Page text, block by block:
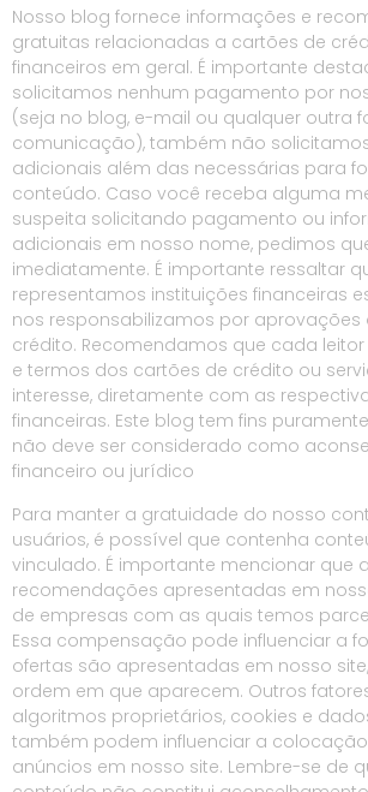
Nosso blog fornece informações e
gratuitas relacionadas a cartões de
financeiros em geral. É importante
solicitamos nenhum pagamento por
(seja no blog, e-mail ou qualquer outra
comunicação), também não
adicionais além das necessárias para
conteúdo. Caso você receba alguma
suspeita solicitando pagamento ou
adicionais em nosso nome, pedimos
imediatamente. É importante ressaltar
representamos instituições financeiras
nos responsabilizamos por aprovações
crédito. Recomendamos que cada
e termos dos cartões de crédito ou
interesse, diretamente com as
financeiras. Este blog tem fins
não deve ser considerado como
financeiro ou jurídico
Para manter a gratuidade do nosso
usuários, é possível que contenha
vinculado. É importante mencionar que
recomendações apresentadas em
de empresas com as quais temos
Essa compensação pode influenciar a
ofertas são apresentadas em nosso
ordem em que aparecem. Outros
algoritmos proprietários, cookies e
também podem influenciar a
anúncios em nosso site. Lembre-se de